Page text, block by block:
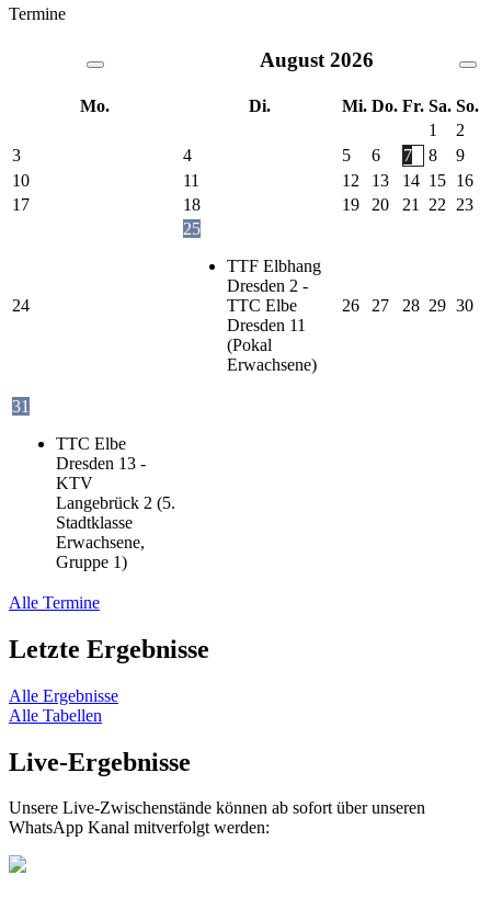
Termine
August 2026
Mo. Di. Mi. Do. Fr. Sa. So.
1
2
3
4 5 6 7 8
9
10
11 12 13 14 15 16
17
18 19 20 21 22 23
24
25
TTF Elbhang
Dresden 2 -
TTC Elbe
Dresden 11
(Pokal
Erwachsene)
26 27 28 29 30
31
TTC Elbe
Dresden 13 -
KTV
Langebrück 2 (5.
Stadtklasse
Erwachsene,
Gruppe 1)
Alle Termine
Letzte Ergebnisse
Alle Ergebnisse
Alle Tabellen
Live-Ergebnisse
Unsere Live-Zwischenstände können ab sofort über unseren
WhatsApp Kanal mitverfolgt werden: